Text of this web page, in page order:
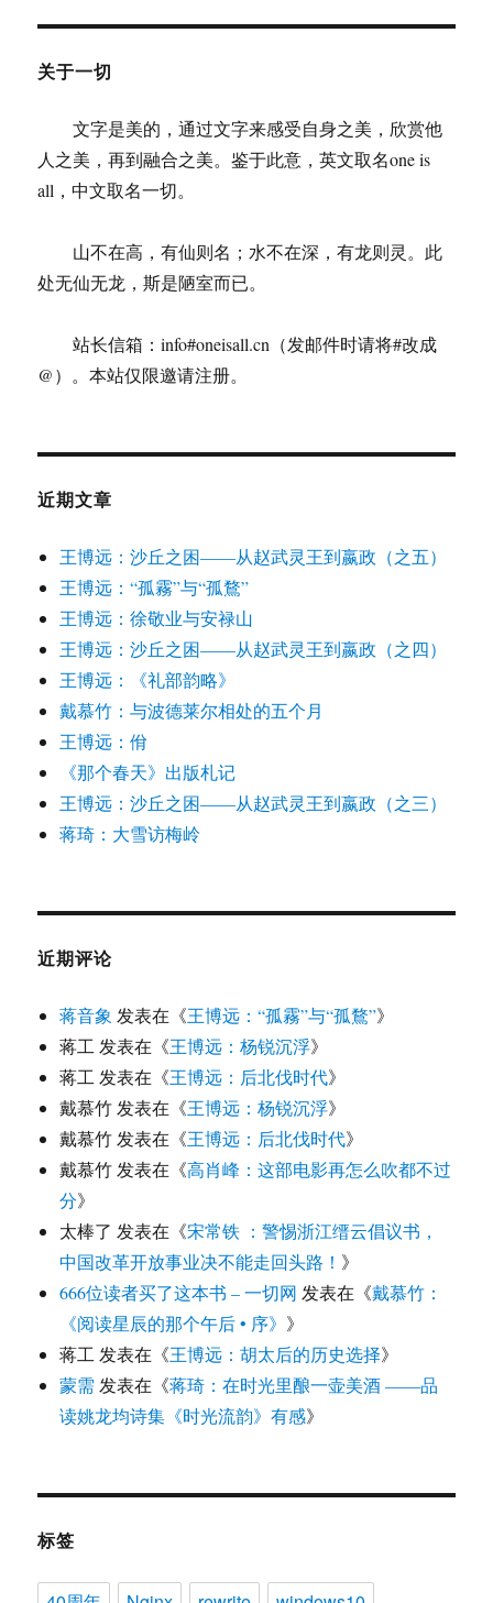
无
载
的
问
题
关于一切
文字是美的，通过文字来感受自身之美，欣赏他
人之美，再到融合之美。鉴于此意，英文取名one is
all，中文取名一切。
山不在高，有仙则名；水不在深，有龙则灵。此
处无仙无龙，斯是陋室而已。
站长信箱：info#oneisall.cn（发邮件时请将#改成
@）。本站仅限邀请注册。
近期文章
王博远：沙丘之困——从赵武灵王到嬴政（之五）
王博远：“孤霧”与“孤鶩”
王博远：徐敬业与安禄山
王博远：沙丘之困——从赵武灵王到嬴政（之四）
王博远：《礼部韵略》
戴慕竹：与波德莱尔相处的五个月
王博远：佾
《那个春天》出版札记
王博远：沙丘之困——从赵武灵王到嬴政（之三）
蒋琦：大雪访梅岭
近期评论
蒋音象 发表在《王博远：“孤霧”与“孤鶩”》
蒋工 发表在《王博远：杨锐沉浮》
蒋工 发表在《王博远：后北伐时代》
戴慕竹 发表在《王博远：杨锐沉浮》
戴慕竹 发表在《王博远：后北伐时代》
戴慕竹 发表在《高肖峰：这部电影再怎么吹都不过
分》
太棒了 发表在《宋常铁 ：警惕浙江缙云倡议书，
中国改革开放事业决不能走回头路！ 》
666位读者买了这本书 – 一切网 发表在《戴慕竹：
《阅读星辰的那个午后 • 序》 》
蒋工 发表在《王博远：胡太后的历史选择》
蒙需 发表在《蒋琦：在时光里酿一壶美酒 ——品
读姚龙均诗集《时光流韵》有感》
标签